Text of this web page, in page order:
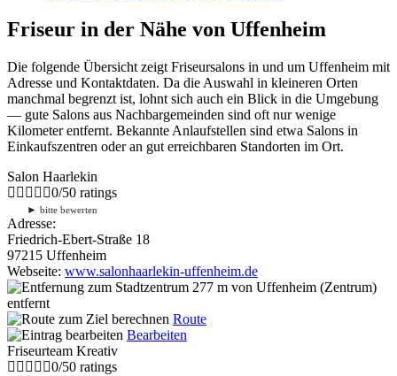
Friseur in der Nähe von Uffenheim
Die folgende Übersicht zeigt Friseursalons in und um Uffenheim mit
Adresse und Kontaktdaten. Da die Auswahl in kleineren Orten
manchmal begrenzt ist, lohnt sich auch ein Blick in die Umgebung
— gute Salons aus Nachbargemeinden sind oft nur wenige
Kilometer entfernt. Bekannte Anlaufstellen sind etwa Salons in
Einkaufszentren oder an gut erreichbaren Standorten im Ort.
Salon Haarlekin
0/50 ratings
► bitte bewerten
Adresse:
Friedrich-Ebert-Straße 18
97215 Uffenheim
Webseite: www.salonhaarlekin-uffenheim.de
277 m von Uffenheim (Zentrum)
entfernt
Route
Bearbeiten
Friseurteam Kreativ
0/50 ratings